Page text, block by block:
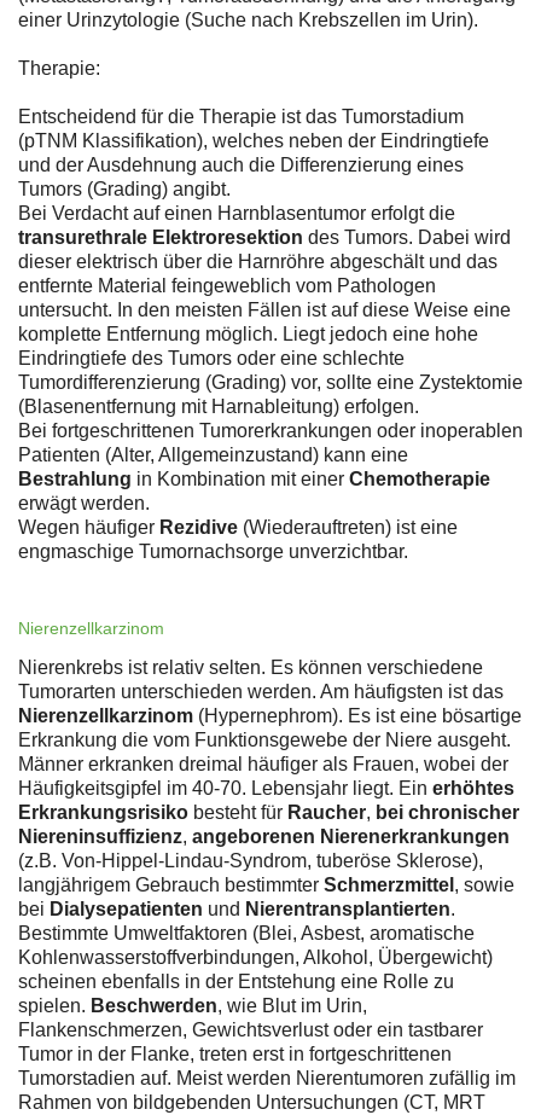
einer Urinzytologie (Suche nach Krebszellen im Urin).
Therapie:
Entscheidend für die Therapie ist das Tumorstadium
(pTNM Klassifikation), welches neben der Eindringtiefe
und der Ausdehnung auch die Differenzierung eines
Tumors (Grading) angibt.
Bei Verdacht auf einen Harnblasentumor erfolgt die
transurethrale Elektroresektion des Tumors. Dabei wird
dieser elektrisch über die Harnröhre abgeschält und das
entfernte Material feingeweblich vom Pathologen
untersucht. In den meisten Fällen ist auf diese Weise eine
komplette Entfernung möglich. Liegt jedoch eine hohe
Eindringtiefe des Tumors oder eine schlechte
Tumordifferenzierung (Grading) vor, sollte eine Zystektomie
(Blasenentfernung mit Harnableitung) erfolgen.
Bei fortgeschrittenen Tumorerkrankungen oder inoperablen
Patienten (Alter, Allgemeinzustand) kann eine
Bestrahlung in Kombination mit einer Chemotherapie
erwägt werden.
Wegen häufiger Rezidive (Wiederauftreten) ist eine
engmaschige Tumornachsorge unverzichtbar.
Nierenzellkarzinom
Nierenkrebs ist relativ selten. Es können verschiedene
Tumorarten unterschieden werden. Am häufigsten ist das
Nierenzellkarzinom (Hypernephrom). Es ist eine bösartige
Erkrankung die vom Funktionsgewebe der Niere ausgeht.
Männer erkranken dreimal häufiger als Frauen, wobei der
Häufigkeitsgipfel im 40-70. Lebensjahr liegt. Ein erhöhtes
Erkrankungsrisiko besteht für Raucher, bei chronischer
Niereninsuffizienz, angeborenen Nierenerkrankungen
(z.B. Von-Hippel-Lindau-Syndrom, tuberöse Sklerose),
langjährigem Gebrauch bestimmter Schmerzmittel , sowie
bei Dialysepatienten und Nierentransplantierten.
Bestimmte Umweltfaktoren (Blei, Asbest, aromatische
Kohlenwasserstoffverbindungen, Alkohol, Übergewicht)
scheinen ebenfalls in der Entstehung eine Rolle zu
spielen. Beschwerden, wie Blut im Urin,
Flankenschmerzen, Gewichtsverlust oder ein tastbarer
Tumor in der Flanke, treten erst in fortgeschrittenen
Tumorstadien auf. Meist werden Nierentumoren zufällig im
Rahmen von bildgebenden Untersuchungen (CT, MRT